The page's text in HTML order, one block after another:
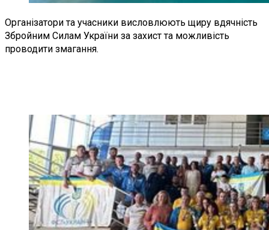
Організатори та учасники висловлюють щиру вдячність
Збройним Силам України за захист та можливість
проводити змагання.